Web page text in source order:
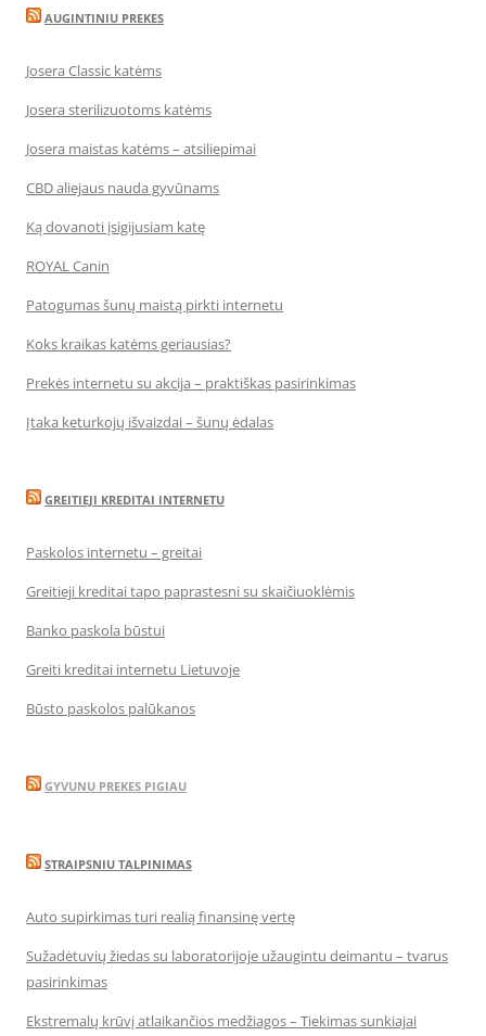
AUGINTINIU PREKES
Josera Classic katėms
Josera sterilizuotoms katėms
Josera maistas katėms – atsiliepimai
CBD aliejaus nauda gyvūnams
Ką dovanoti įsigijusiam katę
ROYAL Canin
Patogumas šunų maistą pirkti internetu
Koks kraikas katėms geriausias?
Prekės internetu su akcija – praktiškas pasirinkimas
Įtaka keturkojų išvaizdai – šunų ėdalas
GREITIEJI KREDITAI INTERNETU
Paskolos internetu – greitai
Greitieji kreditai tapo paprastesni su skaičiuoklėmis
Banko paskola būstui
Greiti kreditai internetu Lietuvoje
Būsto paskolos palūkanos
GYVUNU PREKES PIGIAU
STRAIPSNIU TALPINIMAS
Auto supirkimas turi realią finansinę vertę
Sužadėtuvių žiedas su laboratorijoje užaugintu deimantu – tvarus
pasirinkimas
Ekstremalų krūvį atlaikančios medžiagos – Tiekimas sunkiajai